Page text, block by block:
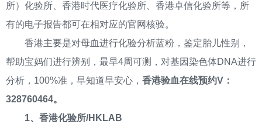
所）化验所、香港时代医疗化验所、香港卓信化验所等，所
有的电子报告都可在相对应的官网核验。
香港主要是对母血进行化验分析蓝粉，鉴定胎儿性别，
帮助宝妈们进行辨别，最早4周可测，对基因染色体DNA进行
分析，100%准，早知道早安心， 香港验血在线预约V：
328760464。
1、香港化验所/HKLAB